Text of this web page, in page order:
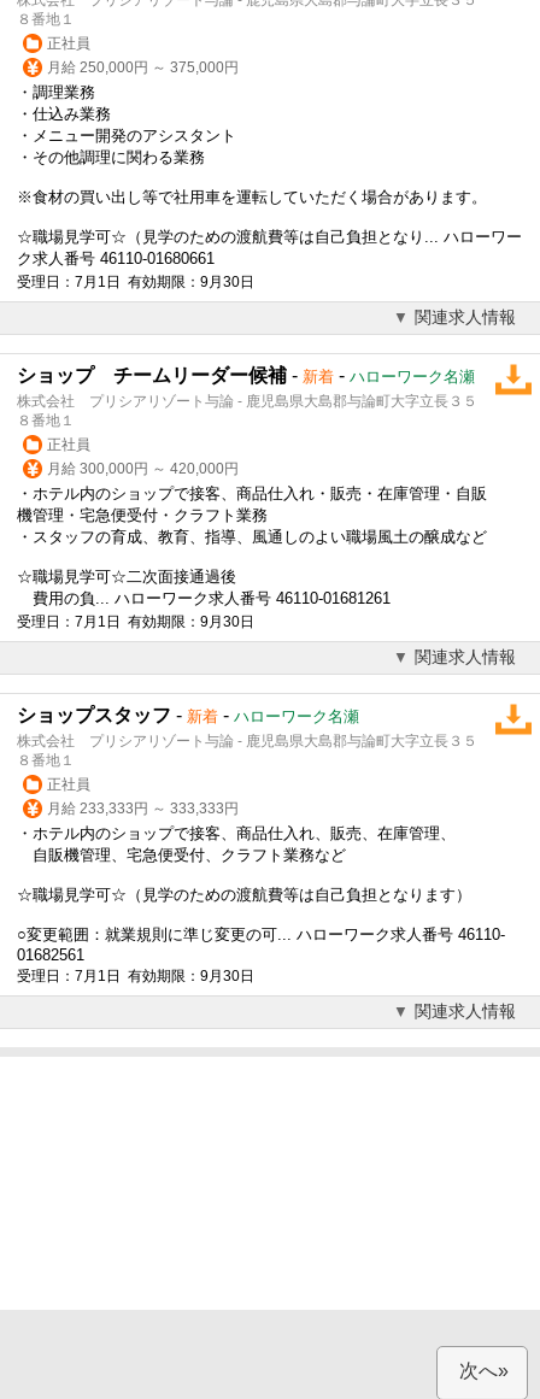
８番地１
正社員
月給 250,000円 ～ 375,000円
・調理業務
・仕込み業務
・メニュー開発のアシスタント
・その他調理に関わる業務
※食材の買い出し等で社用車を運転していただく場合があります。
☆職場見学可☆（見学のための渡航費等は自己負担となり... ハローワー
ク求人番号 46110-01680661
受理日：7月1日 有効期限：9月30日
関連求人情報
ショップ チームリーダー候補 - 新着 - ハローワーク名瀬
株式会社 プリシアリゾート与論 - 鹿児島県大島郡与論町大字立長３５
８番地１
正社員
月給 300,000円 ～ 420,000円
・ホテル内のショップで接客、商品仕入れ・販売・在庫管理・自販
機管理・宅急便受付・クラフト業務
・スタッフの育成、教育、指導、風通しのよい職場風土の醸成など
☆職場見学可☆二次面接通過後
費用の負... ハローワーク求人番号 46110-01681261
受理日：7月1日 有効期限：9月30日
関連求人情報
ショップスタッフ - 新着 - ハローワーク名瀬
株式会社 プリシアリゾート与論 - 鹿児島県大島郡与論町大字立長３５
８番地１
正社員
月給 233,333円 ～ 333,333円
・ホテル内のショップで接客、商品仕入れ、販売、在庫管理、
自販機管理、宅急便受付、クラフト業務など
☆職場見学可☆（見学のための渡航費等は自己負担となります）
○変更範囲：就業規則に準じ変更の可... ハローワーク求人番号 46110-
01682561
受理日：7月1日 有効期限：9月30日
関連求人情報
次へ»